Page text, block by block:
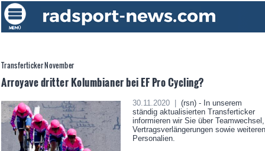
Transferticker November
Arroyave dritter Kolumbianer bei EF Pro Cycling?
30.11.2020 |
(rsn) - In unserem
ständig aktualisierten Transferticker
informieren wir Sie über Teamwechsel,
Vertragsverlängerungen sowie weiteren
Personalien.